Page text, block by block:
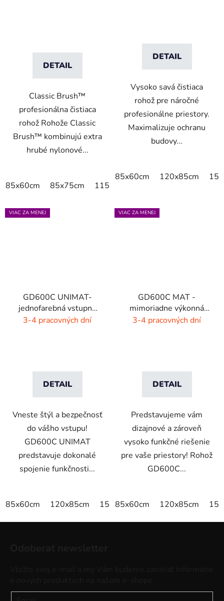
DETAIL
Classic Brush™
profesionálna čistiaca
rohož Rohože Classic
Brush™ kombinujú extra
hrubé nylonové...
85x60cm 85x75cm 115x85cm
DETAIL
Vysoko savá čistiaca
rohož pre náročné
profesionálne priestory.
Maximalizuje ochranu
budovy...
85x60cm 120x85cm
VIAC ZA MENEJ
GD600C UNIMAT-
jednofarebná vstupná
rohož- žiarivé farby
3-4 pracovných dní
DETAIL
Vneste štýl a bezpečnosť
do vášho vstupu!
GD600C UNIMAT
predstavuje dokonalé
spojenie funkčnosti...
85x60cm 120x85cm 150x85cm 175x115cm
VIAC ZA MENEJ
GD600C MAT -
mimoriadne výkonná
čistiaca rohož - 9 farieb
3-4 pracovných dní
DETAIL
Predstavujeme vám
dizajnové a zároveň
vysoko funkčné riešenie
pre vaše priestory! Rohož
GD600C...
85x60cm 120x85cm